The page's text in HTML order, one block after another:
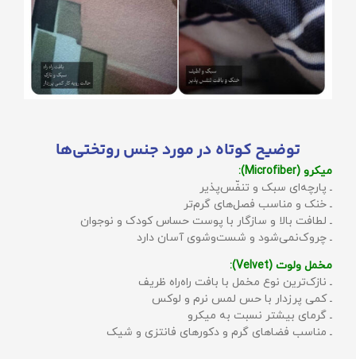
توضیح کوتاه در مورد جنس روتختی‌ها
میکرو (Microfiber):
ـ پارچه‌ای سبک و تنفّس‌پذیر
ـ خنک و مناسب فصل‌های گرم‌تر
ـ لطافت بالا و سازگار با پوست حساس کودک و نوجوان
ـ چروک‌نمی‌شود و شست‌وشوی آسان دارد
مخمل ولوت (Velvet):
ـ نازک‌ترین نوع مخمل با بافت راه‌راه ظریف
ـ کمی پرزدار با حس لمس نرم و لوکس
ـ گرمای بیشتر نسبت به میکرو
ـ مناسب فضاهای گرم و دکورهای فانتزی و شیک